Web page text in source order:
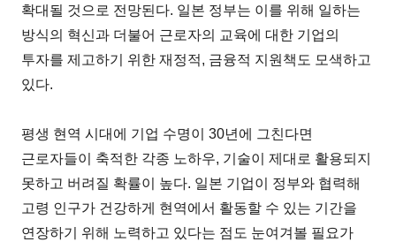
확대될 것으로 전망된다. 일본 정부는 이를 위해 일하는
방식의 혁신과 더불어 근로자의 교육에 대한 기업의
투자를 제고하기 위한 재정적, 금융적 지원책도 모색하고
있다.
평생 현역 시대에 기업 수명이 30년에 그친다면
근로자들이 축적한 각종 노하우, 기술이 제대로 활용되지
못하고 버려질 확률이 높다. 일본 기업이 정부와 협력해
고령 인구가 건강하게 현역에서 활동할 수 있는 기간을
연장하기 위해 노력하고 있다는 점도 눈여겨볼 필요가